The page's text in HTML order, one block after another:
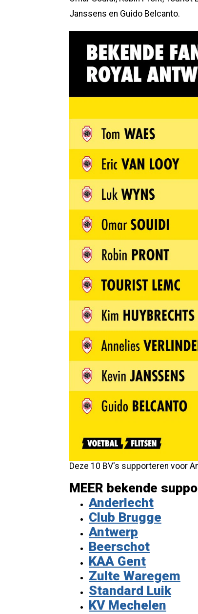
Janssens en Guido Belcanto.
Deze 10 BV's supporteren voor
MEER bekende
Anderlecht
Club Brugge
Antwerp
Beerschot
KAA Gent
Zulte Waregem
Standard Luik
KV Mechelen